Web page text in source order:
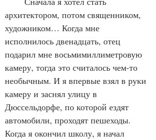
архитектором, потом священником,
художником… Когда мне
исполнилось двенадцать, отец
подарил мне восьмимиллиметровую
камеру, тогда это считалось чем-то
необычным. И я впервые взял в руки
камеру и заснял улицу в
Дюссельдорфе, по которой ездят
автомобили, проходят пешеходы.
Когда я окончил школу, я начал